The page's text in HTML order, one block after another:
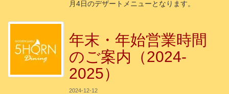
月4日のデザートメニューとなります。
年末・年始営業時間
のご案内（2024-
2025）
2024-12-12